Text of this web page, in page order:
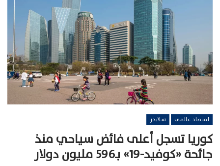
اقتصاد عالمي سلايدر
كوريا تسجل أعلى فائض سياحي منذ
جائحة «كوفيد-19» بـ596 مليون دولار